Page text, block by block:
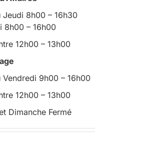
Jeudi 8h00 – 16h30
8h00 – 16h00
12h00 – 13h00
Vendredi 9h00 – 16h00
12h00 – 13h00
Dimanche Fermé